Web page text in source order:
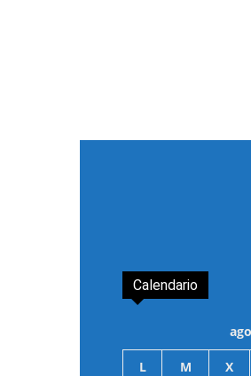
Calendario
L M X